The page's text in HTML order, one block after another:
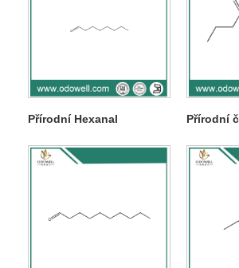
Přírodní Hexanal Přírodní